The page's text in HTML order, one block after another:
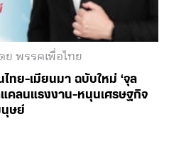
ย พรรคเพื่อไทย
ไทย-เมียนมา ฉบับใหม่ ‘จุล
คลนแรงงาน-หนุนเศรษฐกิจ
นุษย์